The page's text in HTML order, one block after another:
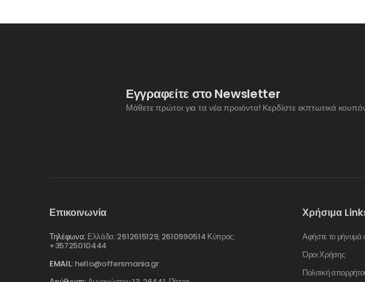
Εγγραφείτε στο Newsletter
Μάθετε πρώτοι για τα νέα προιόντα! Κερδίστε εκπτωτικά
Επικοινωνία
Τηλέφωνα: Ελλάδα: 2612615129, 2610990514 Κύπρος:
+35725010444
EMAIL: hello@offersmania.gr
Χρήσιμα
Αφήστε το μήνυμά
Όροι Χρήσης
Πολιτική